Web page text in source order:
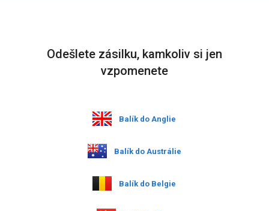
Odešlete zásilku, kamkoliv si jen
vzpomenete
Balík do Anglie
Balík do Austrálie
Balík do Belgie